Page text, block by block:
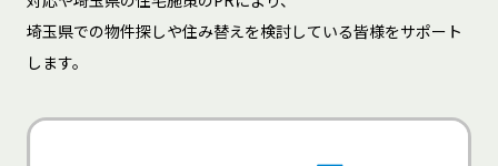
埼玉県での物件探しや住み替えを検討している皆様をサポート
します。